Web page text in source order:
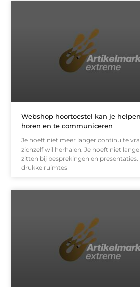
Webshop hoortoestel kan je
horen en te communiceren
Je hoeft niet meer langer continu te
zichzelf wil herhalen. Je hoeft niet
zitten bij besprekingen en presentaties.
drukke ruimtes